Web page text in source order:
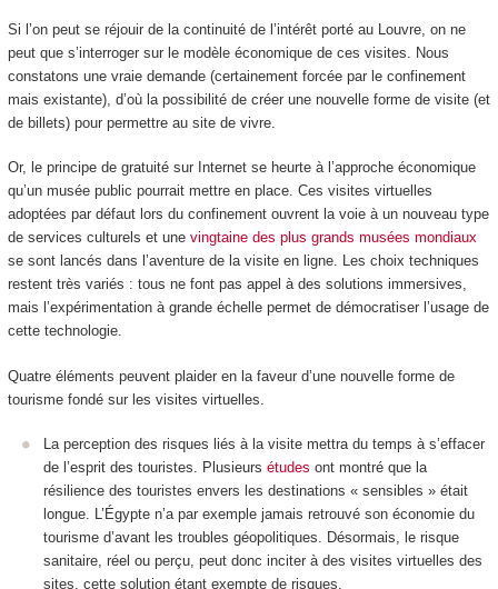
Si l’on peut se réjouir de la continuité de l’intérêt porté au Louvre, on ne
peut que s’interroger sur le modèle économique de ces visites. Nous
constatons une vraie demande (certainement forcée par le confinement
mais existante), d’où la possibilité de créer une nouvelle forme de visite (et
de billets) pour permettre au site de vivre.
Or, le principe de gratuité sur Internet se heurte à l’approche économique
qu’un musée public pourrait mettre en place. Ces visites virtuelles
adoptées par défaut lors du confinement ouvrent la voie à un nouveau type
de services culturels et une vingtaine des plus grands musées mondiaux
se sont lancés dans l’aventure de la visite en ligne. Les choix techniques
restent très variés : tous ne font pas appel à des solutions immersives,
mais l’expérimentation à grande échelle permet de démocratiser l’usage de
cette technologie.
Quatre éléments peuvent plaider en la faveur d’une nouvelle forme de
tourisme fondé sur les visites virtuelles.
La perception des risques liés à la visite mettra du temps à s’effacer
de l’esprit des touristes. Plusieurs études ont montré que la
résilience des touristes envers les destinations « sensibles » était
longue. L’Égypte n’a par exemple jamais retrouvé son économie du
tourisme d’avant les troubles géopolitiques. Désormais, le risque
sanitaire, réel ou perçu, peut donc inciter à des visites virtuelles des
sites, cette solution étant exempte de risques.